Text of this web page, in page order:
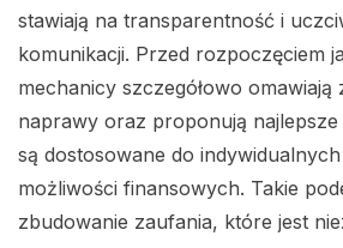
stawiają na transparentność i
komunikacji. Przed rozpoczęciem
mechanicy szczegółowo omawiają
naprawy oraz proponują
są dostosowane do
możliwości finansowych. Takie
zbudowanie zaufania, które jest